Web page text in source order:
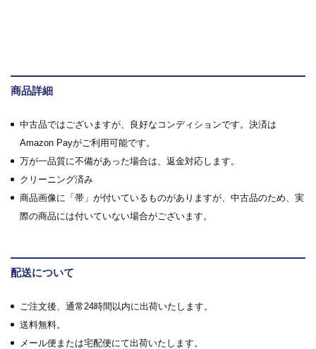
商品詳細
中古品ではございますが、良好なコンディションです。決済は
Amazon Payがご利用可能です。
万が一品質に不備があった場合は、返金対応します。
クリーニング済み
商品画像に「帯」が付いているものがありますが、中古品のため、実
際の商品には付いていない場合がございます。
配送について
ご注文後、通常24時間以内に出荷いたします。
送料無料。
メール便または宅配便にて出荷いたします。